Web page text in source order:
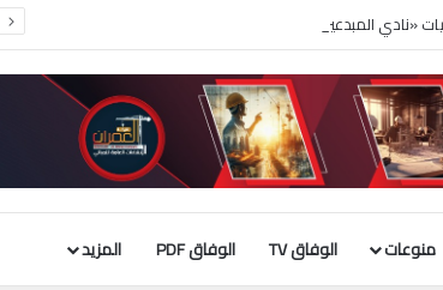
«نادي المبدعين» للأطفال ضمن مهرجان «صيفي ثقافي 18»
منوعات الوفاق TV الوفاق PDF المزيد